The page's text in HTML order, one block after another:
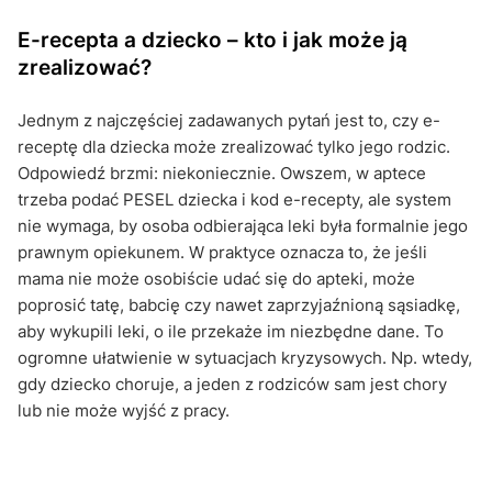
E-recepta a dziecko – kto i jak może ją
zrealizować?
Jednym z najczęściej zadawanych pytań jest to, czy e-
receptę dla dziecka może zrealizować tylko jego rodzic.
Odpowiedź brzmi: niekoniecznie. Owszem, w aptece
trzeba podać PESEL dziecka i kod e-recepty, ale system
nie wymaga, by osoba odbierająca leki była formalnie jego
prawnym opiekunem. W praktyce oznacza to, że jeśli
mama nie może osobiście udać się do apteki, może
poprosić tatę, babcię czy nawet zaprzyjaźnioną sąsiadkę,
aby wykupili leki, o ile przekaże im niezbędne dane. To
ogromne ułatwienie w sytuacjach kryzysowych. Np. wtedy,
gdy dziecko choruje, a jeden z rodziców sam jest chory
lub nie może wyjść z pracy.